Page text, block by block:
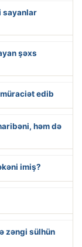
sayanlar
şəxs
edib
həm də
imiş?
zəngi sülhün